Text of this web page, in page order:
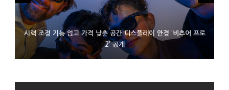
시력 조정 기능 얹고 가격 낮춘 공간 디스플레이 안경 ‘비추어 프로
2’ 공개
D램 부족에 10억달러어치 아이폰18 프로세서 패키징 대기 중
300~400달러 반지형 스피커 준비하는 오픈AI